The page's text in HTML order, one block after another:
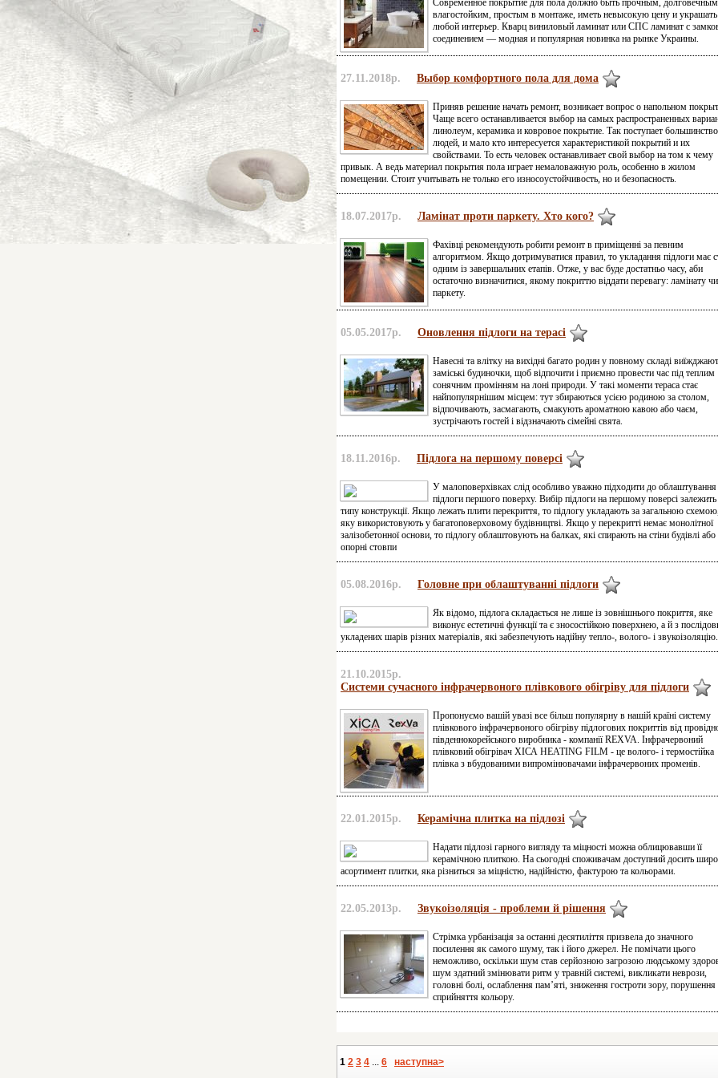
Современное покрытие для пола должно быть прочным,
влагостойким, простым в монтаже, иметь невысокую цену и украшать
любой интерьер. Кварц виниловый ламинат или СПС ламинат с
соединением — модная и популярная новинка на рынке Украины.
27.11.2018р. Выбор комфортного пола для дома
Приняв решение начать ремонт, возникает вопрос о напольном
Чаще всего останавливается выбор на самых распространенных
линолеум, керамика и ковровое покрытие. Так поступает большинство
людей, и мало кто интересуется характеристикой покрытий и их
свойствами. То есть человек останавливает свой выбор на том к чему
привык. А ведь материал покрытия пола играет немаловажную роль, особенно в жилом
помещении. Стоит учитывать не только его износоустойчивость, но и безопасность.
18.07.2017р. Ламінат проти паркету. Хто кого?
Фахівці рекомендують робити ремонт в приміщенні за певним
алгоритмом. Якщо дотримуватися правил, то укладання підлоги має
одним із завершальних етапів. Отже, у вас буде достатньо часу, аби
остаточно визначитися, якому покриттю віддати перевагу: ламінату чи
паркету.
05.05.2017р. Оновлення підлоги на терасі
Навесні та влітку на вихідні багато родин у повному складі
заміські будиночки, щоб відпочити і приємно провести час під теплим
сонячним промінням на лоні природи. У такі моменти тераса стає
найпопулярнішим місцем: тут збираються усією родиною за столом,
відпочивають, засмагають, смакують ароматною кавою або чаєм,
зустрічають гостей і відзначають сімейні свята.
18.11.2016р. Підлога на першому поверсі
У малоповерхівках слід особливо уважно підходити до облаштування
підлоги першого поверху. Вибір підлоги на першому поверсі залежить
типу конструкції. Якщо лежать плити перекриття, то підлогу укладають за загальною
яку використовують у багатоповерховому будівництві. Якщо у перекритті немає монолітної
залізобетонної основи, то підлогу облаштовують на балках, які спирають на стіни будівлі або
опорні стовпи
05.08.2016р. Головне при облаштуванні підлоги
Як відомо, підлога складається не лише із зовнішнього покриття, яке
виконує естетичні функції та є зносостійкою поверхнею, а й з
укладених шарів різних матеріалів, які забезпечують надійну тепло-, волого- і звукоізоляцію.
21.10.2015р.
Системи сучасного інфрачервоного плівкового обігріву для підлоги
Пропонуємо вашій увазі все більш популярну в нашій країні систему
плівкового інфрачервоного обігріву підлогових покриттів від
південнокорейського виробника - компанії REXVA. Інфрачервоний
плівковий обігрівач ХІСА HEATING FILM - це волого- і термостійка
плівка з вбудованими випромінювачами інфрачервоних променів.
22.01.2015р. Керамічна плитка на підлозі
Надати підлозі гарного вигляду та міцності можна облицювавши її
керамічною плиткою. На сьогодні споживачам доступний досить
асортимент плитки, яка різниться за міцністю, надійністю, фактурою та кольорами.
22.05.2013р. Звукоізоляція - проблеми й рішення
Стрімка урбанізація за останні десятиліття призвела до значного
посилення як самого шуму, так і його джерел. Не помічати цього
неможливо, оскільки шум став серйозною загрозою людському
шум здатний змінювати ритм у травній системі, викликати неврози,
головні болі, ослаблення пам’яті, зниження гостроти зору, порушення
сприйняття кольору.
1 2 3 4 ... 6 наступна>